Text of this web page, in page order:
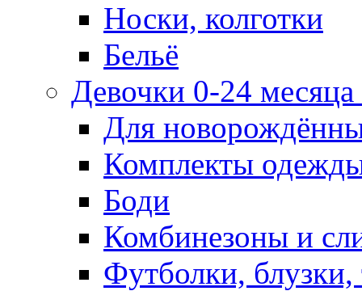
Носки, колготки
Бельё
Девочки 0-24
Для
Комплекты
Боди
Комбинезоны и
Футболки,